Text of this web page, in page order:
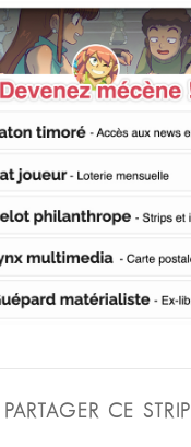
PARTAGER CE STRIP